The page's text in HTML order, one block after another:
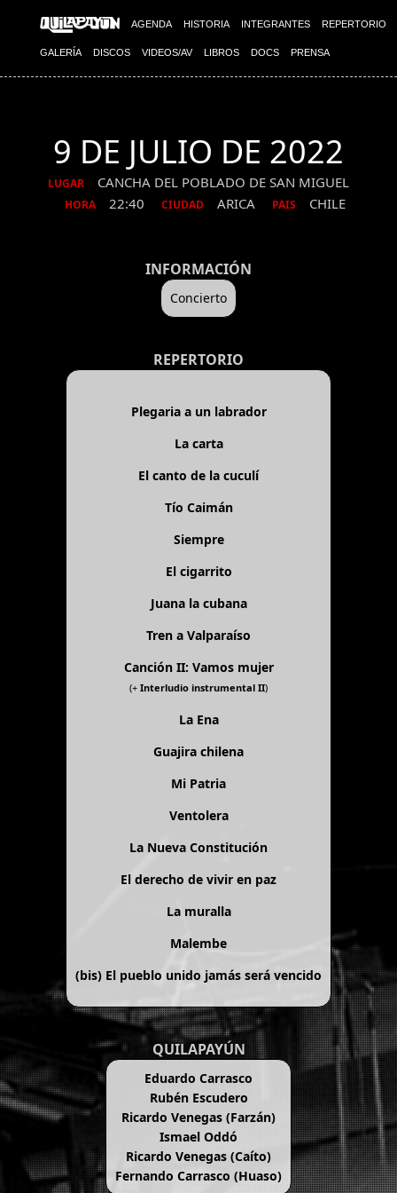
AGENDA HISTORIA INTEGRANTES REPERTORIO
GALERÍA DISCOS VIDEOS/AV LIBROS DOCS PRENSA
9 DE JULIO DE 2022
LUGAR CANCHA DEL POBLADO DE SAN MIGUEL
HORA 22:40 CIUDAD ARICA PAIS CHILE
INFORMACIÓN
Concierto
REPERTORIO
Plegaria a un labrador
La carta
El canto de la cuculí
Tío Caimán
Siempre
El cigarrito
Juana la cubana
Tren a Valparaíso
Canción II: Vamos mujer
(+ Interludio instrumental II)
La Ena
Guajira chilena
Mi Patria
Ventolera
La Nueva Constitución
El derecho de vivir en paz
La muralla
Malembe
(bis) El pueblo unido jamás será vencido
QUILAPAYÚN
Eduardo Carrasco
Rubén Escudero
Ricardo Venegas (Farzán)
Ismael Oddó
Ricardo Venegas (Caíto)
Fernando Carrasco (Huaso)